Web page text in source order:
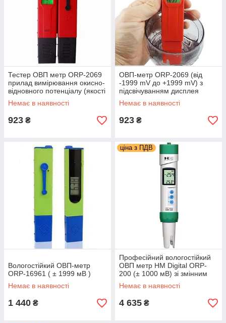
Тестер ОВП метр ORP-2069
прилад вимірювання окисно-
відновного потенціалу (якості
води)
Немає в наявності
923 ₴
ОВП-метр ORP-2069 (від
-1999 mV до +1999 mV) з
підсвічуванням дисплея
Немає в наявності
923 ₴
Вологостійкий ОВП-метр
ORP-16961 ( ± 1999 мВ )
Немає в наявності
1 440 ₴
ціна з ПДВ
Професійний вологостійкий
ОВП метр HM Digital ORP-
200 (± 1000 мВ) зі змінним
електродом, термометром,
АТС
Немає в наявності
4 635 ₴